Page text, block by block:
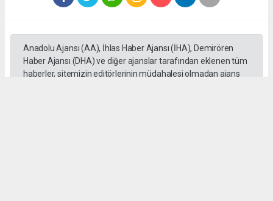
Anadolu Ajansı (AA), İhlas Haber Ajansı (İHA), Demirören
Haber Ajansı (DHA) ve diğer ajanslar tarafından eklenen tüm
haberler, sitemizin editörlerinin müdahalesi olmadan ajans